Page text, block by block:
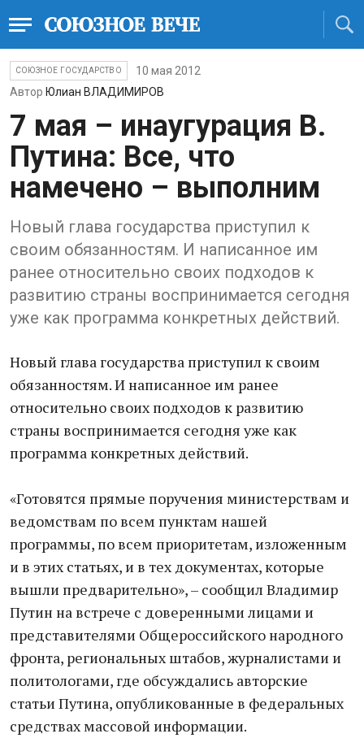
СОЮЗНОЕ ГОСУДАРСТВО
10 мая 2012
Автор Юлиан ВЛАДИМИРОВ
7 мая – инаугурация В.
Путина: Все, что
намечено – выполним
Новый глава государства приступил к
своим обязанностям. И написанное им
ранее относительно своих подходов к
развитию страны воспринимается сегодня
уже как программа конкретных действий.
Новый глава государства приступил к своим
обязанностям. И написанное им ранее
относительно своих подходов к развитию
страны воспринимается сегодня уже как
программа конкретных действий.
«Готовятся прямые поручения министерствам и
ведомствам по всем пунктам нашей
программы, по всем приоритетам, изложенным
и в этих статьях, и в тех документах, которые
вышли предварительно», – сообщил Владимир
Путин на встрече с доверенными лицами и
представителями Общероссийского народного
фронта, региональных штабов, журналистами и
политологами, где обсуждались авторские
статьи Путина, опубликованные в федеральных
средствах массовой информации.